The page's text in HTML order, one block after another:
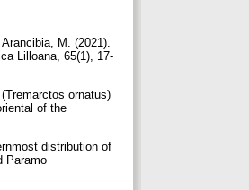
M. (2021).
Lilloana, 65(1), 17-
ornatus)
of the
distribution of
Paramo